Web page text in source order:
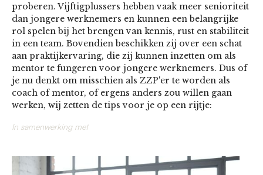
proberen. Vijftigplussers hebben vaak meer senioriteit
dan jongere werknemers en kunnen een belangrijke
rol spelen bij het brengen van kennis, rust en stabiliteit
in een team. Bovendien beschikken zij over een schat
aan praktijkervaring, die zij kunnen inzetten om als
mentor te fungeren voor jongere werknemers. Dus of
je nu denkt om misschien als ZZP'er te worden als
coach of mentor, of ergens anders zou willen gaan
werken, wij zetten de tips voor je op een rijtje:
In samenwerking met